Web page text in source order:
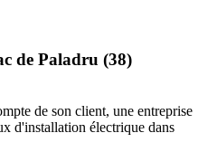
de Paladru (38)
de son client, une entreprise
d'installation électrique dans